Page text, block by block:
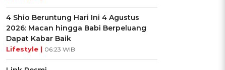
4 Shio Beruntung Hari Ini 4 Agustus
2026: Macan hingga Babi Berpeluang
Dapat Kabar Baik
Lifestyle | 06:23 WIB